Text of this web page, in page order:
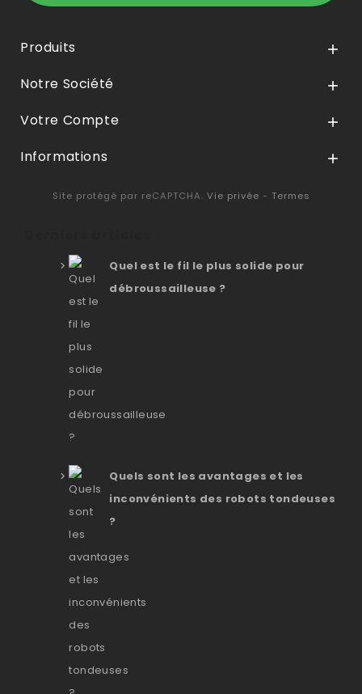
Produits 
Notre Société 
Votre Compte 
Informations 
Site protégé par reCAPTCHA. Vie privée - Termes
Quel est le fil le plus solide pour
débroussailleuse ?
Quels sont les avantages et les
inconvénients des robots tondeuses
?